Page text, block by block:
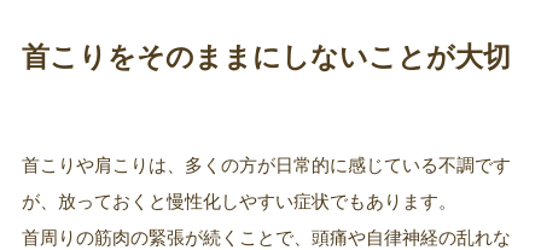
首こりをそのままにしないことが大切
首こりや肩こりは、多くの方が日常的に感じている不調です
が、放っておくと慢性化しやすい症状でもあります。
首周りの筋肉の緊張が続くことで、頭痛や自律神経の乱れな